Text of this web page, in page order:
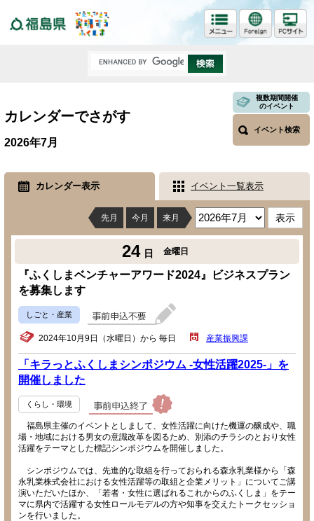
カレンダーでさがす
複数期間開催
のイベント
イベント検索
2026年7月
カレンダー表示 イベント一覧表示
先月 今月 来月
24 日 金曜日
『ふくしまベンチャーアワード2024』ビジネスプラン
を募集します
しごと・産業
2024年10月9日（水曜日）から 毎日 産業振興課
「キラっとふくしまシンポジウム -女性活躍2025-」を
開催しました
くらし・環境
福島県主催のイベントとしまして、女性活躍に向けた機運の醸成や、職
場・地域における男女の意識改革を図るため、別添のチラシのとおり女性
活躍をテーマとした標記シンポジウムを開催しました。
シンポジウムでは、先進的な取組を行っておられる森永乳業様から「森
永乳業株式会社における女性活躍等の取組と企業メリット」についてご講
演いただいたほか、「若者・女性に選ばれるこれからのふくしま」をテー
マに県内で活躍する女性ロールモデルの方や知事を交えたトークセッショ
ンを行いました。